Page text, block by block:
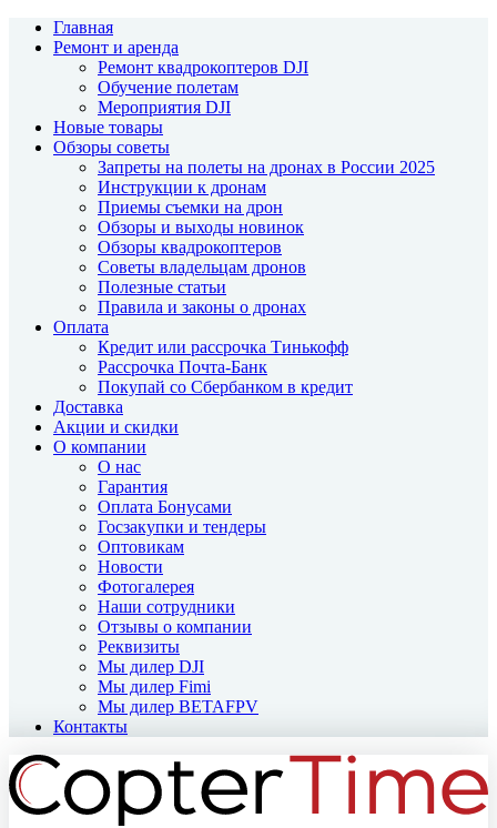
Главная
Ремонт и аренда
Ремонт квадрокоптеров DJI
Обучение полетам
Мероприятия DJI
Новые товары
Обзоры советы
Запреты на полеты на дронах в России 2025
Инструкции к дронам
Приемы съемки на дрон
Обзоры и выходы новинок
Обзоры квадрокоптеров
Советы владельцам дронов
Полезные статьи
Правила и законы о дронах
Оплата
Кредит или рассрочка Тинькофф
Рассрочка Почта-Банк
Покупай со Сбербанком в кредит
Доставка
Акции и скидки
О компании
О нас
Гарантия
Оплата Бонусами
Госзакупки и тендеры
Оптовикам
Новости
Фотогалерея
Наши сотрудники
Отзывы о компании
Реквизиты
Мы дилер DJI
Мы дилер Fimi
Мы дилер BETAFPV
Контакты